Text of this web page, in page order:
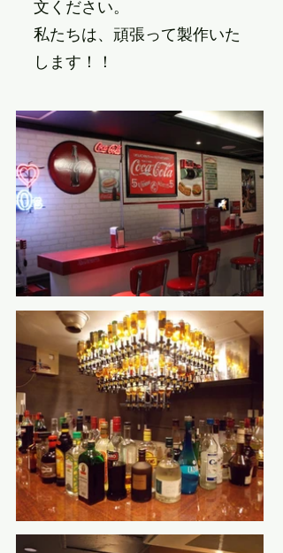
文ください。
私たちは、頑張って製作いた
します！！